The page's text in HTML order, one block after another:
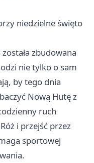
niedzielne święto
zbudowana
nie tylko o sam
by tego dnia
Nową Hutę z
ruch
i przejść przez
sportowej